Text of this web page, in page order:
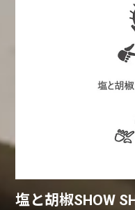
塩と胡椒SHOW